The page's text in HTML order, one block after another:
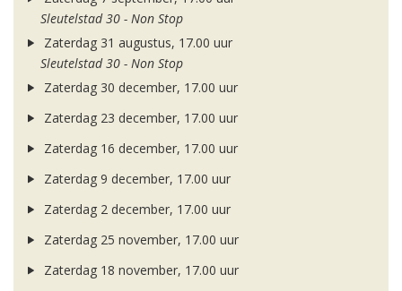
Sleutelstad 30 - Non Stop
Zaterdag 31 augustus, 17.00 uur
Sleutelstad 30 - Non Stop
Zaterdag 30 december, 17.00 uur
Zaterdag 23 december, 17.00 uur
Zaterdag 16 december, 17.00 uur
Zaterdag 9 december, 17.00 uur
Zaterdag 2 december, 17.00 uur
Zaterdag 25 november, 17.00 uur
Zaterdag 18 november, 17.00 uur